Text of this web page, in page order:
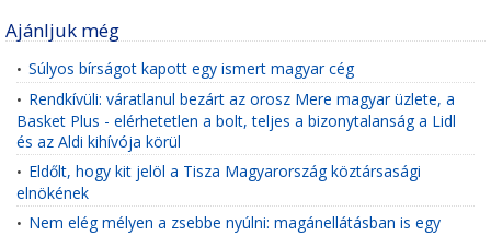
Ajánljuk még
• Súlyos bírságot kapott egy ismert magyar cég
• Rendkívüli: váratlanul bezárt az orosz Mere magyar üzlete, a
Basket Plus - elérhetetlen a bolt, teljes a bizonytalanság a Lidl
és az Aldi kihívója körül
• Eldőlt, hogy kit jelöl a Tisza Magyarország köztársasági
elnökének
• Nem elég mélyen a zsebbe nyúlni: magánellátásban is egy